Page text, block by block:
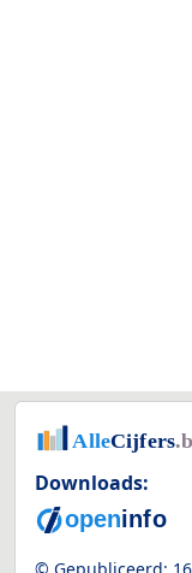
Downloads: